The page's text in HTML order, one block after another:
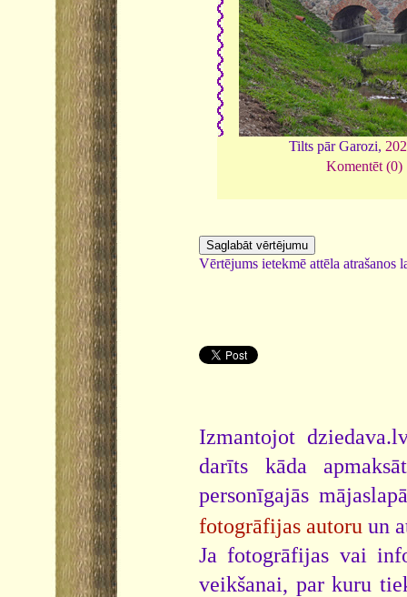
Tilts pār Garozi,
Komentēt (0)
Vērtējums ietekmē attēla atrašanos
Izmantojot
darīts kāda
personīgajās
fotogrāfijas autoru un
Ja fotogrāfijas vai
veikšanai, par kuru